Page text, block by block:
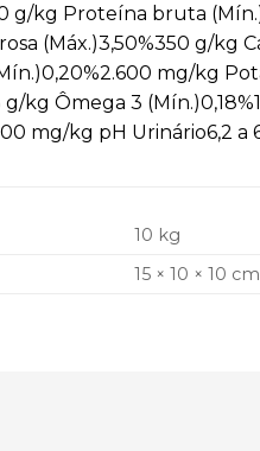
g/kg Proteína bruta
(Máx.)3,50%350 g/kg
mg/kg
kg Ômega 3
mg/kg pH Urinário6,2 a
10 kg
15 × 10 × 10 cm